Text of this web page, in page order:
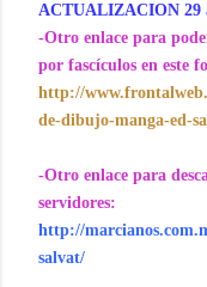
ACTUALIZACION 29
-Otro enlace para
por fascículos en este
http://
de-dibujo-manga-ed-
-Otro enlace para
servidores:
http://
salvat/